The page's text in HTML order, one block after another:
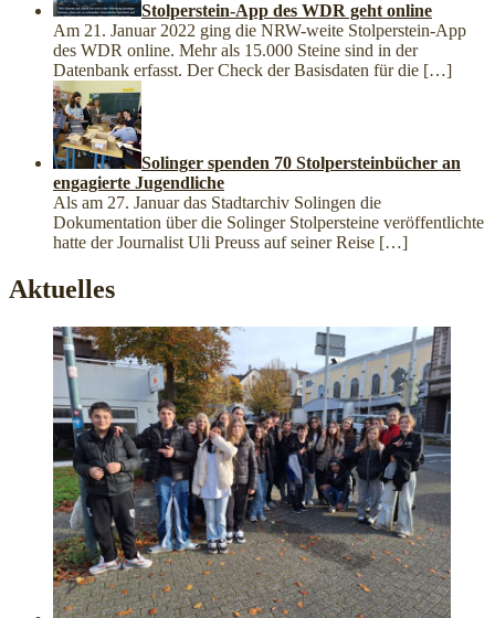
Stolperstein-App des WDR geht online
Am 21. Januar 2022 ging die NRW-weite Stolperstein-App
des WDR online. Mehr als 15.000 Steine sind in der
Datenbank erfasst. Der Check der Basisdaten für die […]
Solinger spenden 70 Stolpersteinbücher an
engagierte Jugendliche
Als am 27. Januar das Stadtarchiv Solingen die
Dokumentation über die Solinger Stolpersteine veröffentlichte
hatte der Journalist Uli Preuss auf seiner Reise […]
Aktuelles